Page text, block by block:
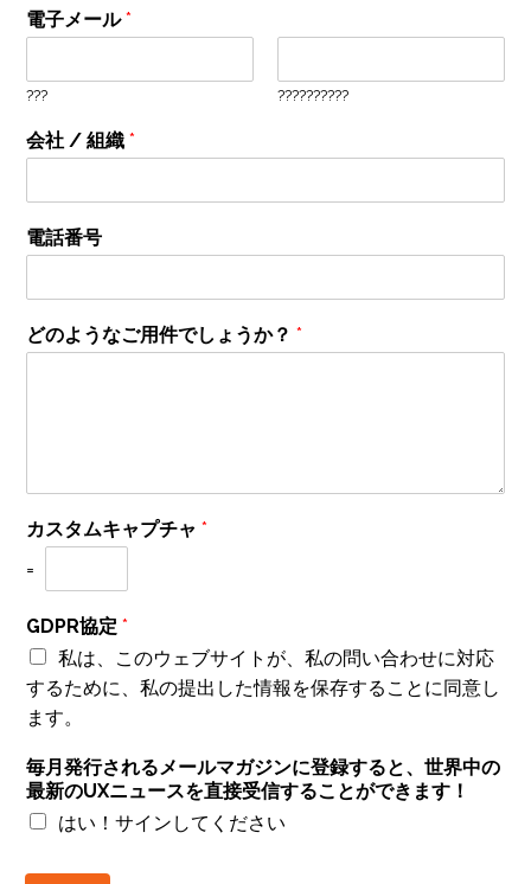
電子メール*
??? ??????????
会社 / 組織 *
電話番号
どのようなご用件でしょうか？ *
カスタムキャプチャ *
=
GDPR協定 *
私は、このウェブサイトが、私の問い合わせに対応
するために、私の提出した情報を保存することに同意し
ます。
毎月発行されるメールマガジンに登録すると、世界中の
最新のUXニュースを直接受信することができます！
はい！サインしてください